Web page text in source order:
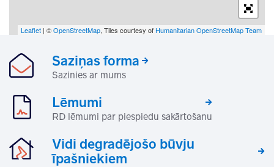
Leaflet | ©OpenStreetMap, Tiles courtesy of Humanitarian OpenStreetMap Team
Saziņas forma
Sazinies ar mums
Lēmumi
RD lēmumi par piespiedu sakārtošanu
Vidi degradējošo būvju
īpašniekiem